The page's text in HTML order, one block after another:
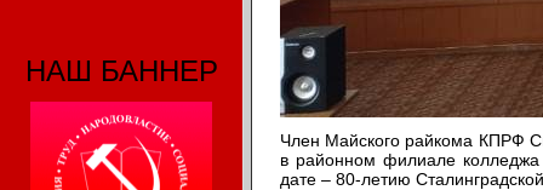
НАШ БАННЕР
Член Майского райкома КПРФ
в районном филиале
дате – 80-летию